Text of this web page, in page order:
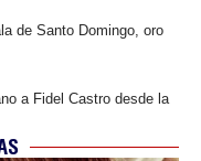
de Santo Domingo, oro
a Fidel Castro desde la